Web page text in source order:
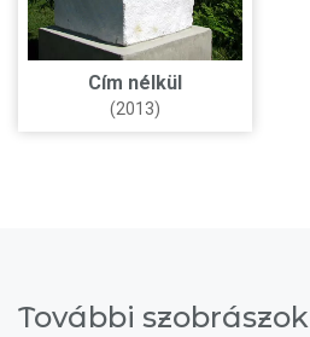
Cím nélkül
(2013)
További szobrászok